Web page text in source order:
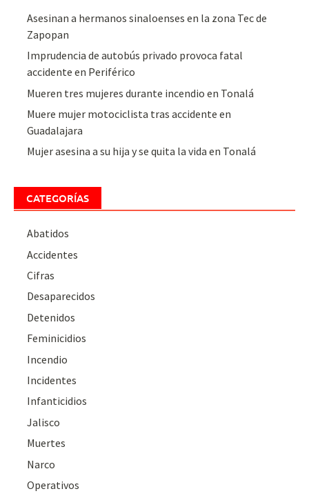
Asesinan a hermanos sinaloenses en la zona Tec de
Zapopan
Imprudencia de autobús privado provoca fatal
accidente en Periférico
Mueren tres mujeres durante incendio en Tonalá
Muere mujer motociclista tras accidente en
Guadalajara
Mujer asesina a su hija y se quita la vida en Tonalá
CATEGORÍAS
Abatidos
Accidentes
Cifras
Desaparecidos
Detenidos
Feminicidios
Incendio
Incidentes
Infanticidios
Jalisco
Muertes
Narco
Operativos